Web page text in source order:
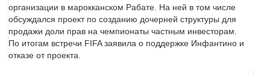
организации в марокканском Рабате. На ней в том числе
обсуждался проект по созданию дочерней структуры для
продажи доли прав на чемпионаты частным инвесторам.
По итогам встречи FIFA заявила о поддержке Инфантино и
отказе от проекта.